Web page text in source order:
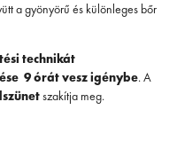
a gyönyörű és különleges bőr
technikát
9 órát vesz igénybe. A
szakítja meg.